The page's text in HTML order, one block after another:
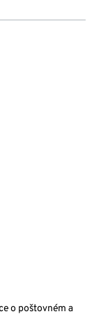
o poštovném a